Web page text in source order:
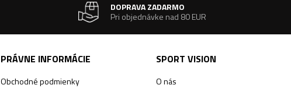
DOPRAVA ZADARMO
Pri objednávke nad 80 EUR
PRÁVNE INFORMÁCIE
Obchodné podmienky
SPORT VISION
O nás